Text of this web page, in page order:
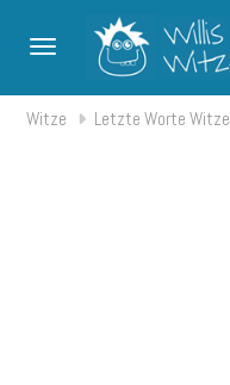
Toggle navigation
Witze Letzte Worte Witze